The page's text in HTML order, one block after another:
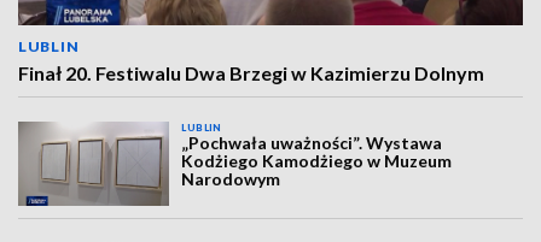
LUBLIN
Finał 20. Festiwalu Dwa Brzegi w Kazimierzu Dolnym
LUBLIN
„Pochwała uważności”. Wystawa
Kodżiego Kamodżiego w Muzeum
Narodowym